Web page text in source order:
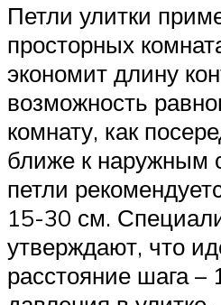
Петли улитки
просторных
экономит длину
возможность
комнату, как
ближе к наружным
петли
15-30 см.
утверждают, что
расстояние шага –